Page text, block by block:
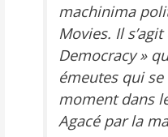
machinima
Movies. Il s’agit
Democracy »
émeutes qui
moment dans
Agacé par la